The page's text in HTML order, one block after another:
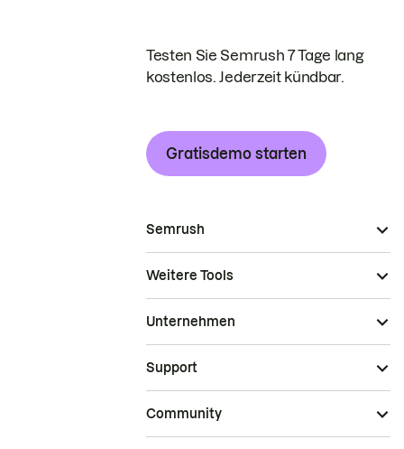
Testen Sie Semrush 7 Tage lang
kostenlos. Jederzeit kündbar.
Gratisdemo starten
Semrush
Weitere Tools
Unternehmen
Support
Community